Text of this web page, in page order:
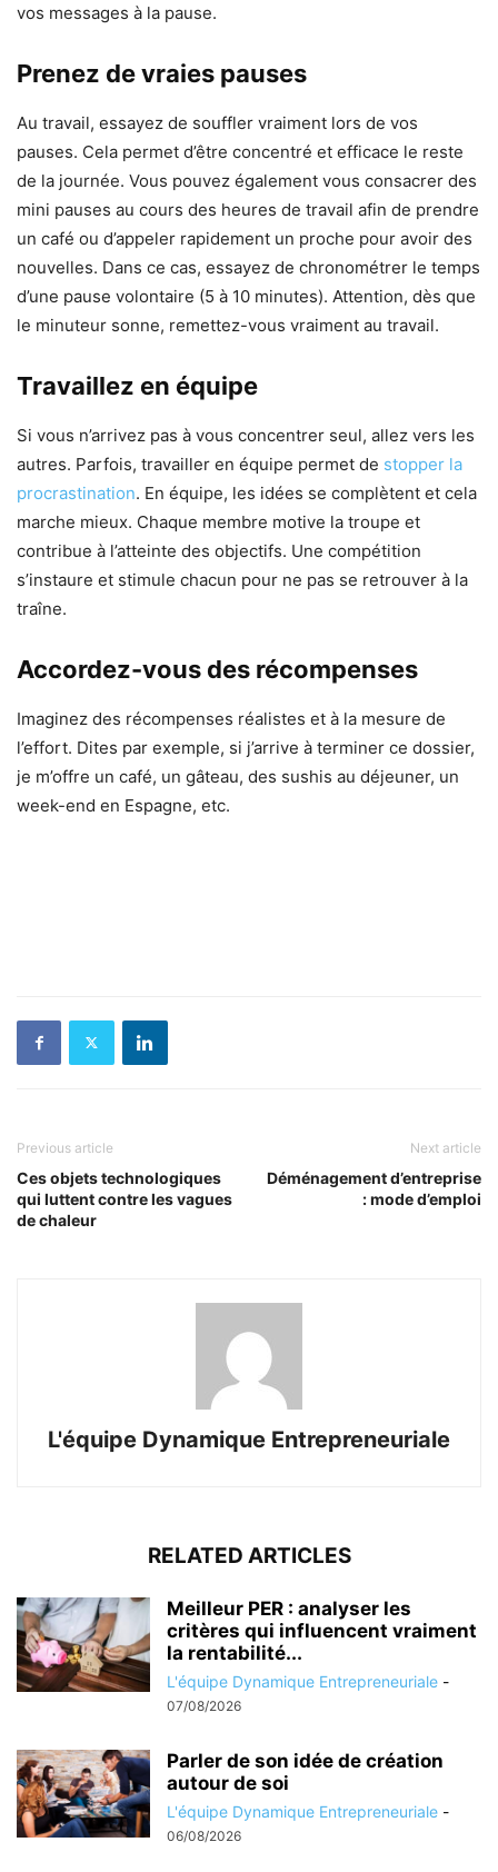
vos messages à la pause.
Prenez de vraies pauses
Au travail, essayez de souffler vraiment lors de vos
pauses. Cela permet d’être concentré et efficace le reste
de la journée. Vous pouvez également vous consacrer des
mini pauses au cours des heures de travail afin de prendre
un café ou d’appeler rapidement un proche pour avoir des
nouvelles. Dans ce cas, essayez de chronométrer le temps
d’une pause volontaire (5 à 10 minutes). Attention, dès que
le minuteur sonne, remettez-vous vraiment au travail.
Travaillez en équipe
Si vous n’arrivez pas à vous concentrer seul, allez vers les
autres. Parfois, travailler en équipe permet de stopper la
procrastination. En équipe, les idées se complètent et cela
marche mieux. Chaque membre motive la troupe et
contribue à l’atteinte des objectifs. Une compétition
s’instaure et stimule chacun pour ne pas se retrouver à la
traîne.
Accordez-vous des récompenses
Imaginez des récompenses réalistes et à la mesure de
l’effort. Dites par exemple, si j’arrive à terminer ce dossier,
je m’offre un café, un gâteau, des sushis au déjeuner, un
week-end en Espagne, etc.
Previous article
Ces objets technologiques
qui luttent contre les vagues
de chaleur
Next article
Déménagement d’entreprise
: mode d’emploi
L'équipe Dynamique Entrepreneuriale
RELATED ARTICLES
Meilleur PER : analyser les
critères qui influencent vraiment
la rentabilité...
L'équipe Dynamique Entrepreneuriale -
07/08/2026
Parler de son idée de création
autour de soi
L'équipe Dynamique Entrepreneuriale -
06/08/2026